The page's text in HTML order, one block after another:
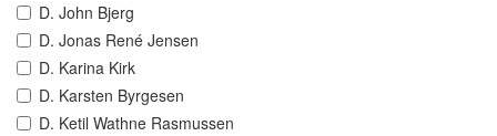
D. John Bjerg
D. Jonas René Jensen
D. Karina Kirk
D. Karsten Byrgesen
D. Ketil Wathne Rasmussen